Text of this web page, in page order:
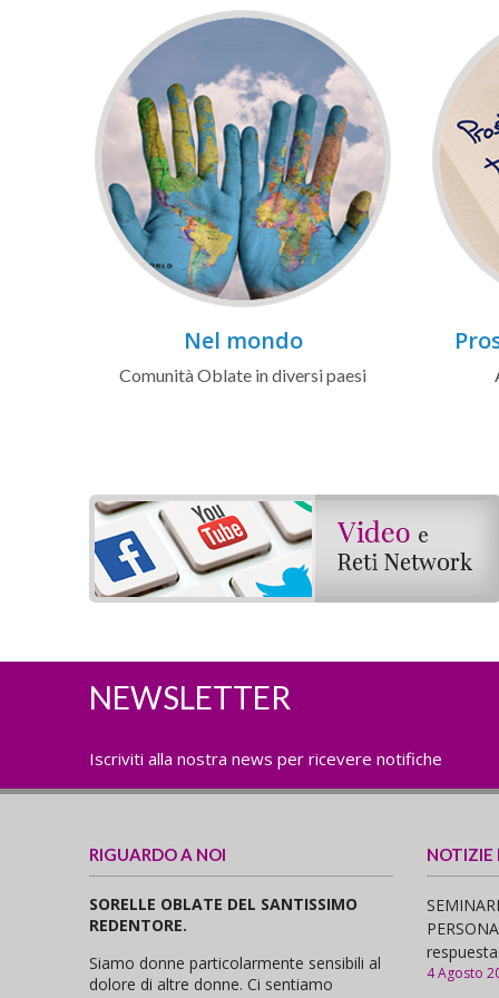
Nel mondo
Comunità Oblate in diversi paesi
NEWSLETTER
Iscriviti alla nostra news per ricevere notifiche
RIGUARDO A NOI
SORELLE OBLATE DEL SANTISSIMO
REDENTORE.
Siamo donne particolarmente sensibili al
dolore di altre donne. Ci sentiamo
NOTIZIE
4 Agosto